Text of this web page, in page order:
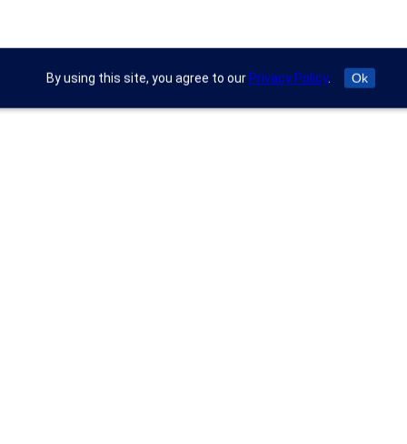
By using this site, you agree to ourPrivacy Policy. Ok